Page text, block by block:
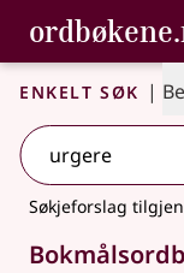
Gå til
Tilgjenge
Bokmålsordboka og
Enkelt søk |
Søkjeforslag